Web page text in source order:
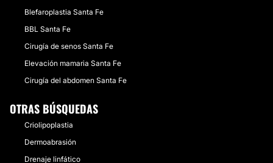
Blefaroplastia Santa Fe
BBL Santa Fe
Cirugía de senos Santa Fe
Elevación mamaria Santa Fe
Cirugía del abdomen Santa Fe
OTRAS BÚSQUEDAS
Criolipoplastia
Dermoabrasión
Drenaje linfático